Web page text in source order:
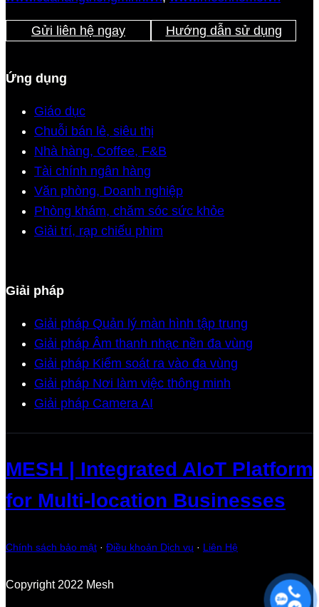
Gửi liên hệ ngay Hướng dẫn sử dụng
Ứng dụng
Giáo dục
Chuỗi bán lẻ, siêu thị
Nhà hàng, Coffee, F&B
Tài chính ngân hàng
Văn phòng, Doanh nghiệp
Phòng khám, chăm sóc sức khỏe
Giải trí, rạp chiếu phim
Giải pháp
Giải pháp Quản lý màn hình tập trung
Giải pháp Âm thanh nhạc nền đa vùng
Giải pháp Kiểm soát ra vào đa vùng
Giải pháp Nơi làm việc thông minh
Giải pháp Camera AI
MESH | Integrated AIoT Platform
for Multi-location Businesses
Chính sách bảo mật · Điều khoản Dịch vụ · Liên Hệ
Copyright 2022 Mesh